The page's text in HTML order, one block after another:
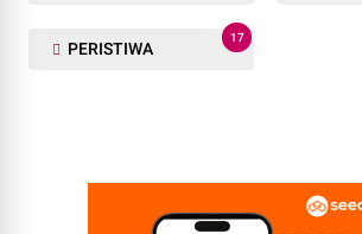
PERISTIWA
17